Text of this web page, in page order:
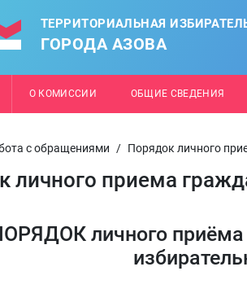
ТЕРРИТОРИАЛЬНАЯ
ГОРОДА АЗОВА
О КОМИССИИ ОБЩИЕ СВЕДЕНИЯ
с обращениями / Порядок личного
личного приема
личного приёма